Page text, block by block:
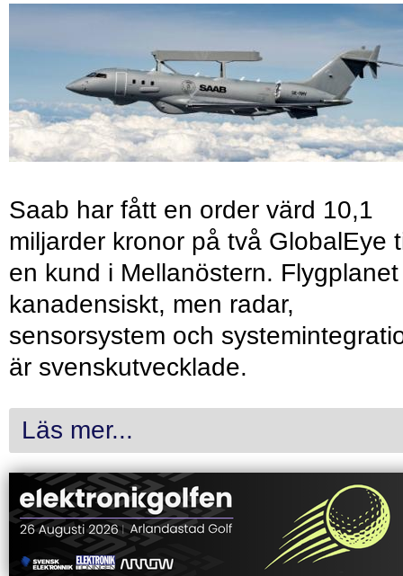
Saab har fått en order värd 10,1
miljarder kronor på två GlobalEye
en kund i Mellanöstern.
kanadensiskt, men radar,
sensorsystem och
är svenskutvecklade.
Läs mer...